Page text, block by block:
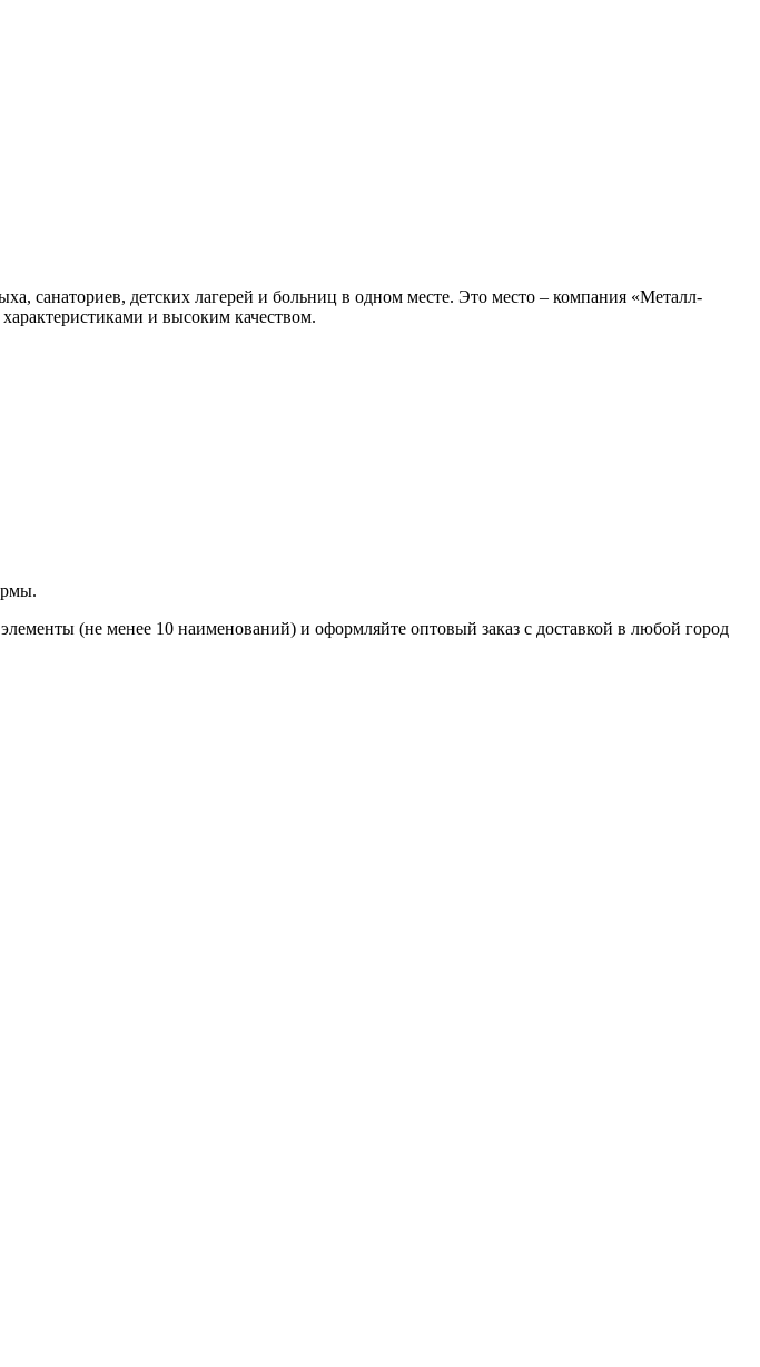
санаториев, детских лагерей и больниц в одном месте. Это место – компания «Металл-
и высоким качеством.
(не менее 10 наименований) и оформляйте оптовый заказ с доставкой в любой город